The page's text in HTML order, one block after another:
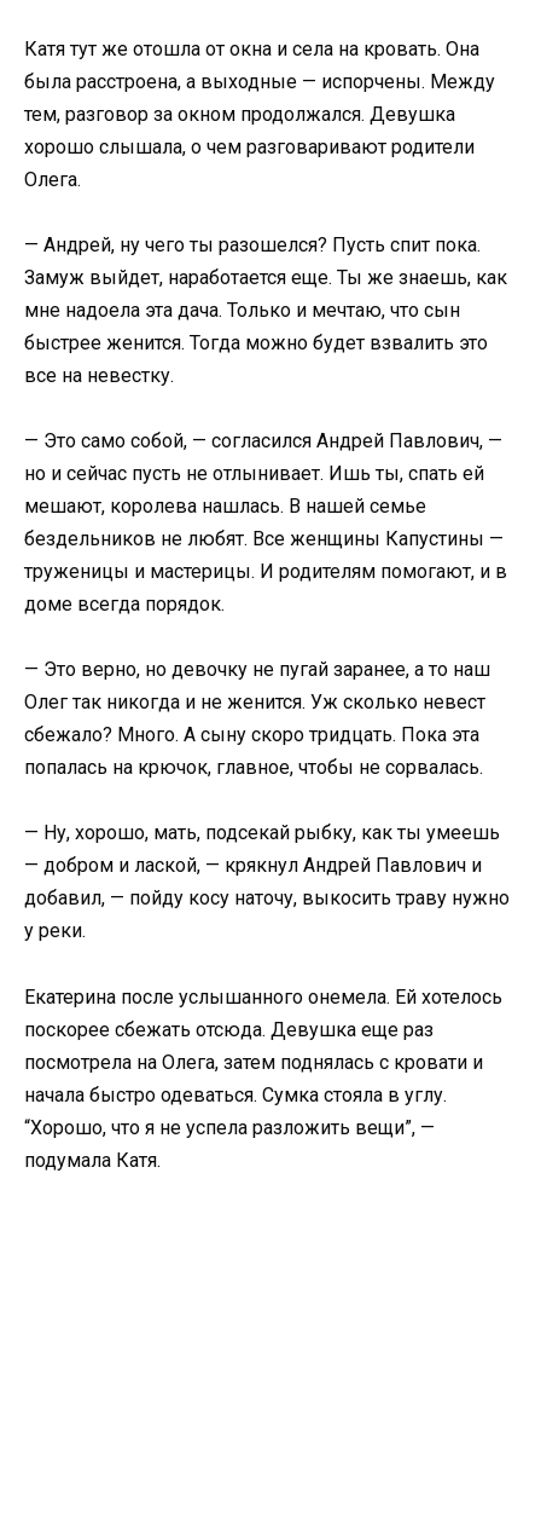
Катя тут же отошла от окна и села на кровать. Она
была расстроена, а выходные — испорчены. Между
тем, разговор за окном продолжался. Девушка
хорошо слышала, о чем разговаривают родители
Олега.
— Андрей, ну чего ты разошелся? Пусть спит пока.
Замуж выйдет, наработается еще. Ты же знаешь, как
мне надоела эта дача. Только и мечтаю, что сын
быстрее женится. Тогда можно будет взвалить это
все на невестку.
— Это само собой, — согласился Андрей Павлович, —
но и сейчас пусть не отлынивает. Ишь ты, спать ей
мешают, королева нашлась. В нашей семье
бездельников не любят. Все женщины Капустины —
труженицы и мастерицы. И родителям помогают, и в
доме всегда порядок.
— Это верно, но девочку не пугай заранее, а то наш
Олег так никогда и не женится. Уж сколько невест
сбежало? Много. А сыну скоро тридцать. Пока эта
попалась на крючок, главное, чтобы не сорвалась.
— Ну, хорошо, мать, подсекай рыбку, как ты умеешь
— добром и лаской, — крякнул Андрей Павлович и
добавил, — пойду косу наточу, выкосить траву нужно
у реки.
Екатерина после услышанного онемела. Ей хотелось
поскорее сбежать отсюда. Девушка еще раз
посмотрела на Олега, затем поднялась с кровати и
начала быстро одеваться. Сумка стояла в углу.
“Хорошо, что я не успела разложить вещи”, —
подумала Катя.